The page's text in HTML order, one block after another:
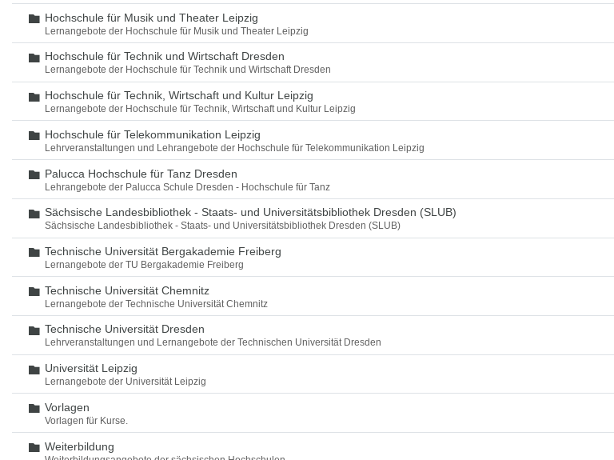
Ordner
Hochschule für Musik und Theater Leipzig
Lernangebote der Hochschule für Musik und Theater Leipzig
Ordner
Hochschule für Technik und Wirtschaft Dresden
Lernangebote der Hochschule für Technik und Wirtschaft Dresden
Ordner
Hochschule für Technik, Wirtschaft und Kultur Leipzig
Lernangebote der Hochschule für Technik, Wirtschaft und Kultur Leipzig
Ordner
Hochschule für Telekommunikation Leipzig
Lehrveranstaltungen und Lehrangebote der Hochschule für Telekommunikation Leipzig
Ordner
Palucca Hochschule für Tanz Dresden
Lehrangebote der Palucca Schule Dresden - Hochschule für Tanz
Ordner
Sächsische Landesbibliothek - Staats- und Universitätsbibliothek Dresden (SLUB)
Sächsische Landesbibliothek - Staats- und Universitätsbibliothek Dresden (SLUB)
Ordner
Technische Universität Bergakademie Freiberg
Lernangebote der TU Bergakademie Freiberg
Ordner
Technische Universität Chemnitz
Lernangebote der Technische Universität Chemnitz
Ordner
Technische Universität Dresden
Lehrveranstaltungen und Lernangebote der Technischen Universität Dresden
Ordner
Universität Leipzig
Lernangebote der Universität Leipzig
Ordner
Vorlagen
Vorlagen für Kurse.
Ordner
Weiterbildung